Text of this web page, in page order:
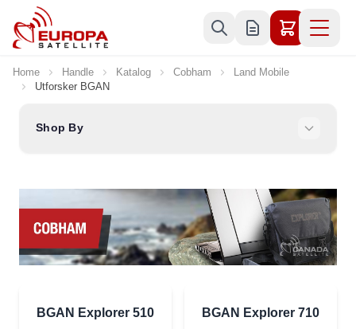
Skip to Content
Home Handle Katalog Cobham
Land Mobile
Utforsker BGAN
Shop By
BGAN Explorer 510 BGAN Explorer 710